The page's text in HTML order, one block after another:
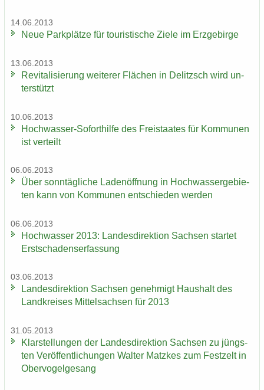
14.06.2013
Neue Park­plät­ze für tou­ris­ti­sche Ziele im Erz­ge­bir­ge
13.06.2013
Re­vi­ta­li­sie­rung wei­te­rer Flä­chen in De­litzsch wird un­
ter­stützt
10.06.2013
Hochwasser-​Soforthilfe des Frei­staa­tes für Kom­mu­nen
ist ver­teilt
06.06.2013
Über sonn­täg­li­che La­den­öff­nung in Hoch­was­ser­ge­bie­
ten kann von Kom­mu­nen ent­schie­den wer­den
06.06.2013
Hoch­was­ser 2013: Lan­des­di­rek­ti­on Sach­sen star­tet
Erst­scha­dens­er­fas­sung
03.06.2013
Lan­des­di­rek­ti­on Sach­sen ge­neh­migt Haus­halt des
Land­krei­ses Mit­tel­sach­sen für 2013
31.05.2013
Klar­stel­lun­gen der Lan­des­di­rek­ti­on Sach­sen zu jüngs­
ten Ver­öf­fent­li­chun­gen Wal­ter Matz­kes zum Fest­zelt in
Ober­vo­gel­ge­sang